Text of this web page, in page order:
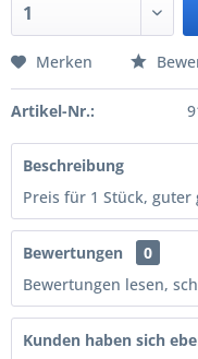
Merken
Artikel-Nr.:
Beschreibung
Preis für 1 Stück,
Bewertungen
0
Bewertungen lesen,
Kunden haben sich